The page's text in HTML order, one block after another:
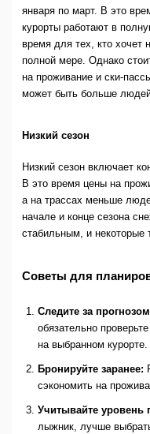
января по март. В это
курорты работают в
время для тех, кто хочет
полной мере. Однако
на проживание и ски-
может быть больше
Низкий сезон
Низкий сезон включает
В это время цены на
а на трассах меньше
начале и конце сезона
стабильным, и некоторые
Советы для
Следите за
обязательно
на выбранном курорте.
Бронируйте заранее:
сэкономить на
Учитывайте уровень
лыжник, лучше